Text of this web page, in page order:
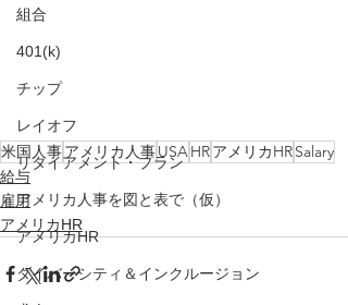
組合
401(k)
チップ
レイオフ
リタイアメント・プラン
アメリカ人事を図と表で（仮）
アメリカHR
ダイバーシティ＆インクルージョン
米国人事アメリカ人事USAHRアメリカHRSalary
給与
雇用
アメリカHR